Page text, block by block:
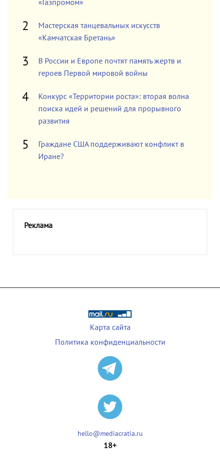
«Газпромом»
Мастерская танцевальных искусств
«Камчатская Бретань»
В России и Европе почтят память жертв и
героев Первой мировой войны
Конкурс «Территории роста»: вторая волна
поиска идей и решений для прорывного
развития
Граждане США поддерживают конфликт в
Иране?
Реклама
Карта сайта
Политика конфиденциальности
hello@mediacratia.ru
18+